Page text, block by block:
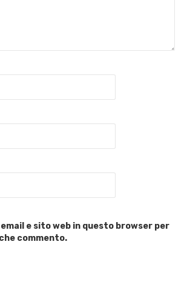
email e sito web in questo browser per
commento.